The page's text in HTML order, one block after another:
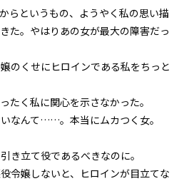
悪役令嬢、一度決めたら何が何で
もやり通す。
悪役令嬢、専属メイドを救出す
episode14
episode15
らというもの、ようやく私の思い描
た。やはりあの女が最大の障害だっ
のくせにヒロインである私をちっと
たく私に関心を示さなかった。
なんて……。本当にムカつく女。
き立て役であるべきなのに。
令嬢しないと、ヒロインが目立てな